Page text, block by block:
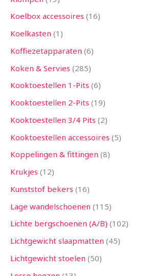
Koelbox accessoires 16
Koelkasten 1
Koffiezetapparaten 6
Koken & Servies 285
Kooktoestellen 1-Pits 6
Kooktoestellen 2-Pits 19
Kooktoestellen 3/4 Pits 2
Kooktoestellen accessoires 5
Koppelingen & fittingen 8
Krukjes 12
Kunststof bekers 16
Lage wandelschoenen 115
Lichte bergschoenen (A/B) 102
Lichtgewicht slaapmatten 45
Lichtgewicht stoelen 50